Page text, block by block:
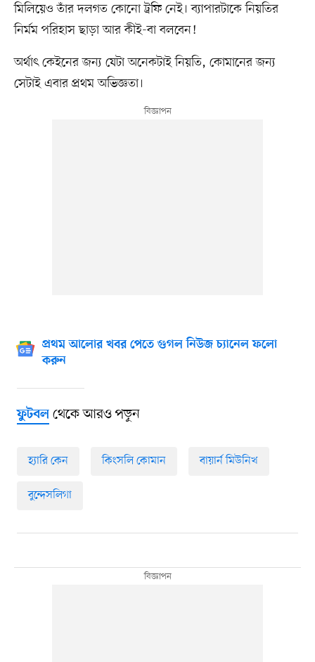
মিলিয়েও তাঁর দলগত কোনো ট্রফি নেই। ব্যাপারটাকে নিয়তির
নির্মম পরিহাস ছাড়া আর কীই-বা বলবেন!
অর্থাৎ কেইনের জন্য যেটা অনেকটাই নিয়তি, কোমানের জন্য
সেটাই এবার প্রথম অভিজ্ঞতা।
প্রথম আলোর খবর পেতে গুগল নিউজ চ্যানেল ফলো
করুন
ফুটবলথেকে আরও পড়ুন
হ্যারি কেন কিংসলি কোমান বায়ার্ন মিউনিখ
বুন্দেসলিগা